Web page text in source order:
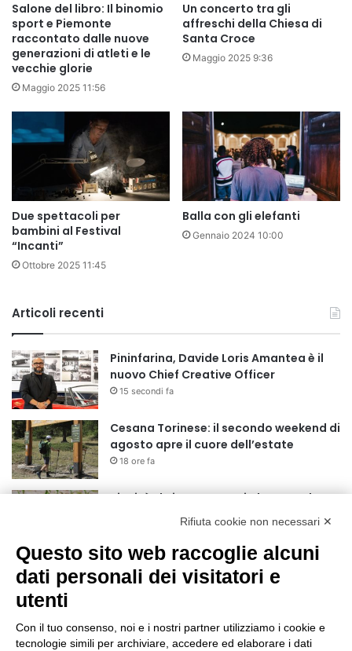
Salone del libro: Il binomio
sport e Piemonte
raccontato dalle nuove
generazioni di atleti e le
vecchie glorie
Maggio 2025 11:56
Un concerto tra gli
affreschi della Chiesa di
Santa Croce
Maggio 2025 9:36
Due spettacoli per
bambini al Festival
“Incanti”
Ottobre 2025 11:45
Balla con gli elefanti
Gennaio 2024 10:00
Articoli recenti
Pininfarina, Davide Loris Amantea è il
nuovo Chief Creative Officer
15 secondi fa
Cesana Torinese: il secondo weekend di
agosto apre il cuore dell’estate
18 ore fa
Siccità: Il Piemonte avvia le procedure
per la richiesta dello stato di calamità
19 ore fa
Reale Mutua, ecco il programma del
Nidi comunali: dalla Regione 1,5 milioni
Rifiuta cookie non necessari ✕
Questo sito web raccoglie alcuni
dati personali dei visitatori e
utenti
Con il tuo consenso, noi e i nostri partner utilizziamo i cookie e
tecnologie simili per archiviare, accedere ed elaborare i dati